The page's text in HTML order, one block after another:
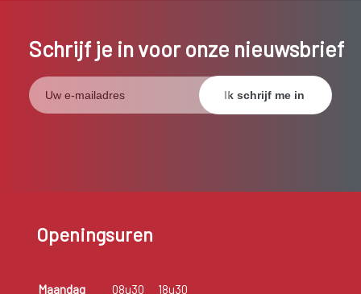
Schrijf je in voor onze nieuwsbrief
Openingsuren
Maandag 08u30
18u30